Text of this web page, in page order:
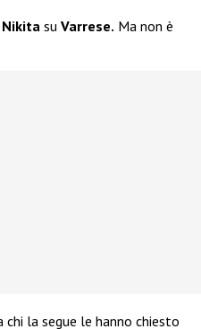
Nikita su Varrese. Ma non è
chi la segue le hanno chiesto